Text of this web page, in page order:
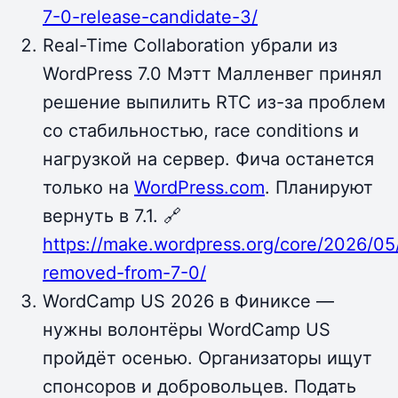
7-0-release-candidate-3/
Real-Time Collaboration убрали из
WordPress 7.0 Мэтт Малленвег принял
решение выпилить RTC из-за проблем
со стабильностью, race conditions и
нагрузкой на сервер. Фича останется
только на WordPress.com. Планируют
вернуть в 7.1. 🔗
https://make.wordpress.org/core/2026/
removed-from-7-0/
WordCamp US 2026 в Финиксе —
нужны волонтёры WordCamp US
пройдёт осенью. Организаторы ищут
спонсоров и добровольцев. Подать